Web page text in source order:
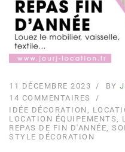
11 DÉCEMBRE 2023 BY
14 COMMENTAIRES
IDÉE DÉCORATION
LOCATION ÉQUIPEMENTS
REPAS DE FIN D'ANNÉE
STYLE DÉCORATION